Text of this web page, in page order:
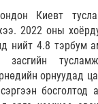
Киевт
2022 оны
нийт 4.8 тэрбум
засгийн
орнуудад
босголтод